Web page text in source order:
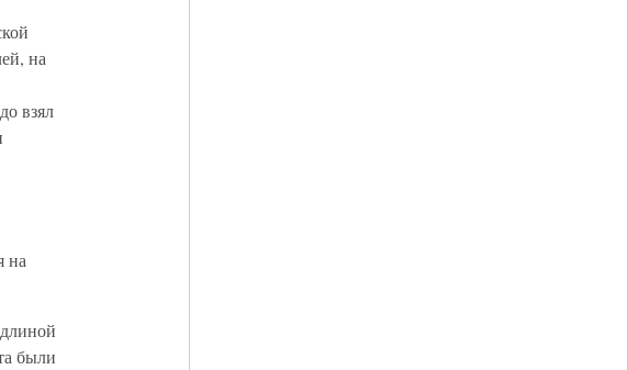
на
взял
на
были